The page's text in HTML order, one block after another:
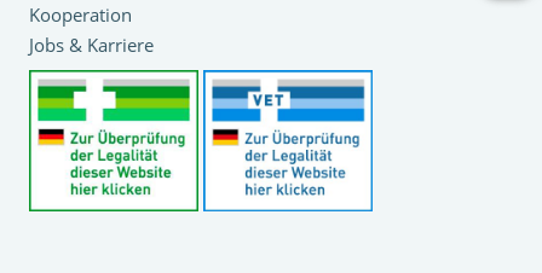
Kooperation
Jobs & Karriere